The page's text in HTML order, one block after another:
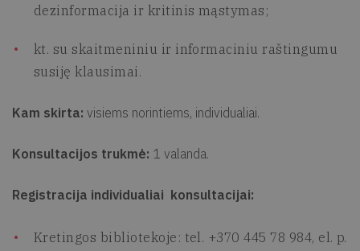
dezinformacija ir kritinis mąstymas;
kt. su skaitmeniniu ir informaciniu raštingumu
susiję klausimai.
Kam skirta: visiems norintiems, individualiai.
Konsultacijos trukmė: 1 valanda.
Registracija individualiai konsultacijai:
Kretingos bibliotekoje: tel. +370 445 78 984, el. p.